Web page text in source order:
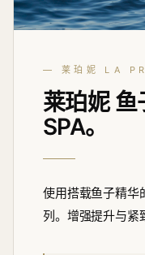
— 莱珀妮 LA
莱珀妮鱼
SPA。
使用搭载鱼子精华
列。增强提升与紧